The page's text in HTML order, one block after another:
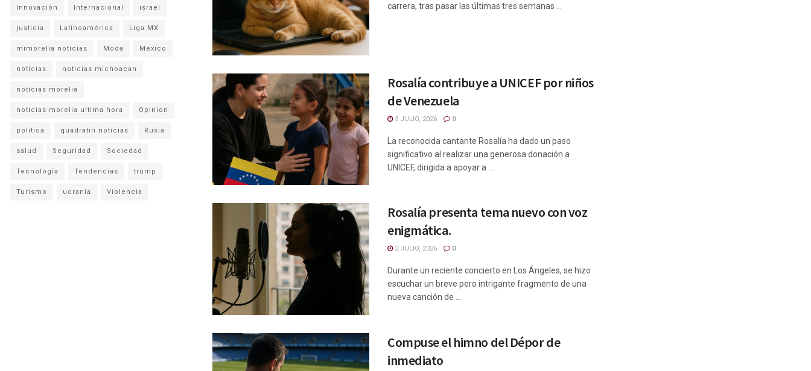
carrera, tras pasar las últimas tres semanas ...
Rosalía contribuye a UNICEF por niños
de Venezuela
3 JULIO, 2026 0
La reconocida cantante Rosalía ha dado un paso
significativo al realizar una generosa donación a
UNICEF, dirigida a apoyar a ...
Rosalía presenta tema nuevo con voz
enigmática.
2 JULIO, 2026 0
Durante un reciente concierto en Los Ángeles, se hizo
escuchar un breve pero intrigante fragmento de una
nueva canción de ...
Compuse el himno del Dépor de
inmediato
Innovación Internacional israel
justicia Latinoamérica Liga MX
mimorelia noticias Moda México
noticias noticias michoacan
noticias morelia
noticias morelia ultima hora Opinion
politica quadratin noticias Rusia
salud Seguridad Sociedad
Tecnología Tendencias trump
Turismo ucrania Violencia